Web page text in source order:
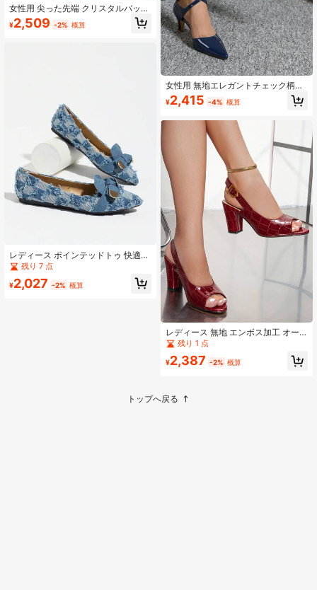
女性用 尖った先端 クリスタルバック
ル バックレス ハイヒールパンプス、
フレアヒール、バンケット、パーテ
¥2,509 -2% 概算
レディース ポインテッドトゥ 快適な
リボン バレエシューズ
残り 7 点
¥2,027 -2% 概算
女性用 無地エレガントチェック柄ハ
イヒールサンダル アンクルストラッ
プ付き、フォーマルハイヒール 夏の
¥2,415 -4% 概算
レディース 無地 エンボス加工 オー
プントゥ ファッショナブル エレガン
ト ピープトゥ クラシック ハイヒー
ルパンプス、春夏シーズンに適して
残り 1 点
¥2,387 -2% 概算
トップへ戻る